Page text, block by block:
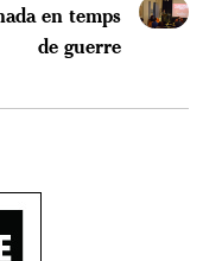
en temps
de guerre